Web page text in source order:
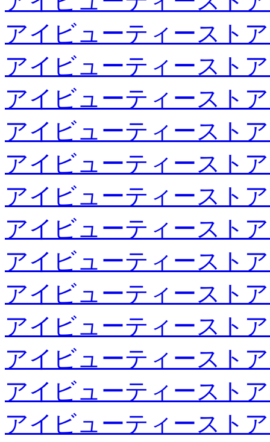
アイビューティースト
アイビューティースト
アイビューティースト
アイビューティースト
アイビューティースト
アイビューティースト
アイビューティースト
アイビューティースト
アイビューティースト
アイビューティースト
アイビューティースト
アイビューティースト
アイビューティースト